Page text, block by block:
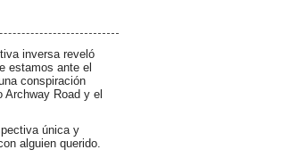
inversa reveló
estamos ante el
conspiración
Road y el
única y
alguien querido.